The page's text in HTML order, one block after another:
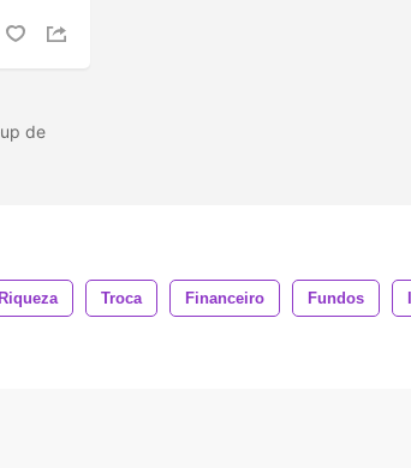
de
Riqueza Troca Financeiro Fundos